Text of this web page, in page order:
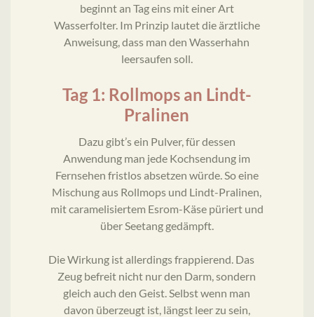
beginnt an Tag eins mit einer Art
Wasserfolter. Im Prinzip lautet die ärztliche
Anweisung, dass man den Wasserhahn
leersaufen soll.
Tag 1: Rollmops an Lindt-
Pralinen
Dazu gibt’s ein Pulver, für dessen
Anwendung man jede Kochsendung im
Fernsehen fristlos absetzen würde. So eine
Mischung aus Rollmops und Lindt-Pralinen,
mit caramelisiertem Esrom-Käse püriert und
über Seetang gedämpft.
Die Wirkung ist allerdings frappierend. Das
Zeug befreit nicht nur den Darm, sondern
gleich auch den Geist. Selbst wenn man
davon überzeugt ist, längst leer zu sein,